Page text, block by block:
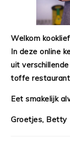
Welkom
In deze online
uit
toffe
Eet smakelijk
Groetjes, Betty